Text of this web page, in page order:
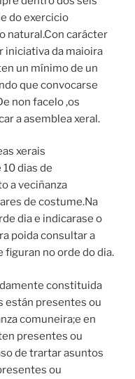
do exercicio
natural.Con carácter
iniciativa da maioira
un mínimo de un
que convocarse
non facelo ,os
a asemblea xeral.
xerais
dias de
a veciñanza
de costume.Na
dia e indicarase o
poida consultar a
no orde do dia.
constituida
están presentes ou
comuneira;e en
presentes ou
de trartar asuntos
ou